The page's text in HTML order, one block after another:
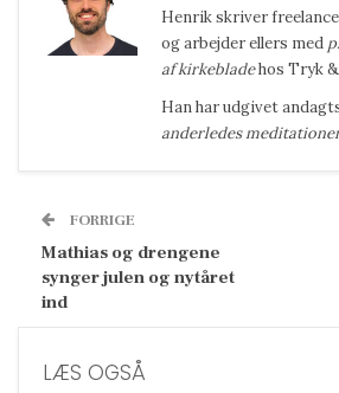
Henrikskriver
og arbejder ellers med
af kirkebladehos Tryk
Han har udgivet
anderledes
FORRIGE
Mathias og drengene
synger julen og nytåret
ind
LÆS OGSÅ